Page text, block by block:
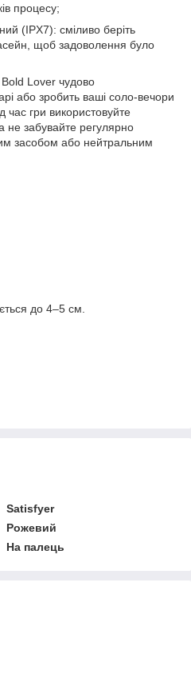
процесу;
(IPX7): сміливо беріть
щоб задоволення було
Lover чудово
або зробить ваші соло-вечори
гри використовуйте
не забувайте регулярно
засобом або нейтральним
до 4–5 см.
Satisfyer
Рожевий
На палець